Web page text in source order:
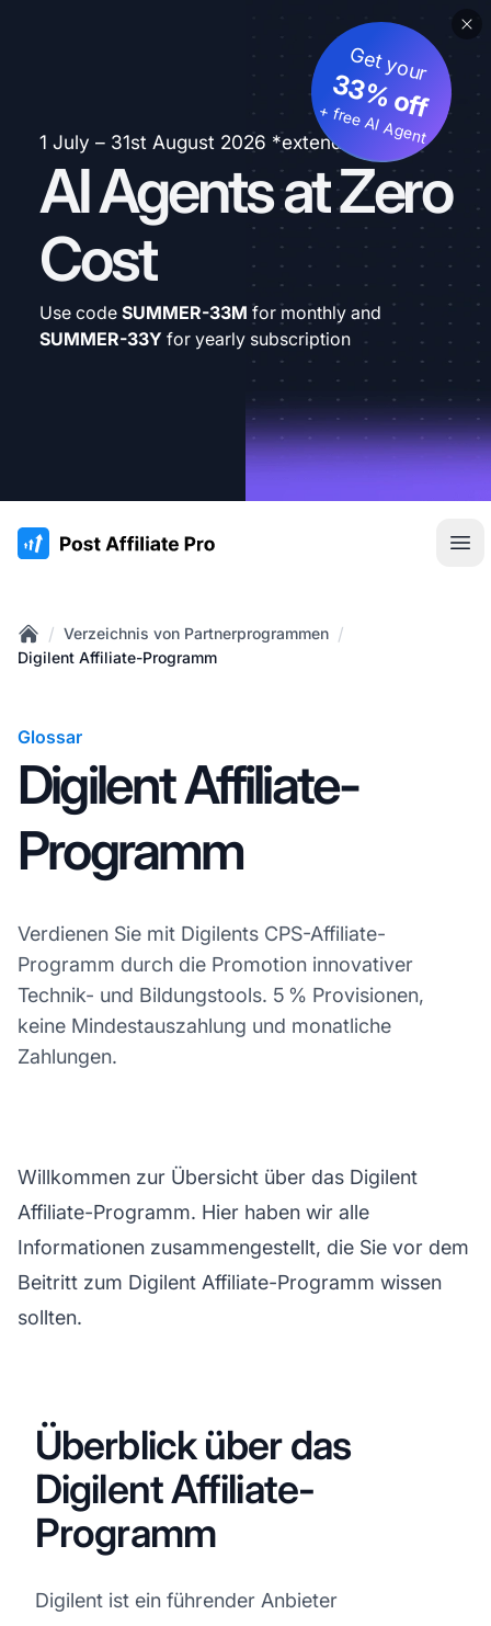
1 July – 31st August 2026 *extended
AI Agents at Zero
Cost
Get your
33% off
+ free AI Agent
Use code SUMMER-33M for monthly and
SUMMER-33Y for yearly subscription
:site.title
Home
/ Verzeichnis von Partnerprogrammen /
Digilent Affiliate-Programm
Glossar
Digilent Affiliate-
Programm
Verdienen Sie mit Digilents CPS-Affiliate-
Programm durch die Promotion innovativer
Technik- und Bildungstools. 5 % Provisionen,
keine Mindestauszahlung und monatliche
Zahlungen.
Willkommen zur Übersicht über das Digilent
Affiliate-Programm. Hier haben wir alle
Informationen zusammengestellt, die Sie vor dem
Beitritt zum Digilent Affiliate-Programm wissen
sollten.
Überblick über das
Digilent Affiliate-
Programm
Digilent ist ein führender Anbieter